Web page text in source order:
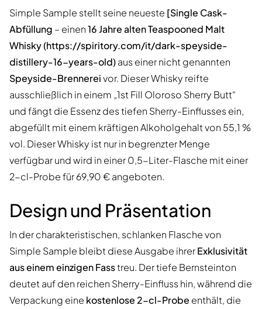
Simple Sample stellt seine neueste [Single Cask-
Abfüllung – einen16 Jahre alten Teaspooned Malt
Whisky (https://spiritory.com/it/dark-speyside-
distillery-16-years-old)aus einer nicht genannten
Speyside-Brennereivor. Dieser Whisky reifte
ausschließlich in einem „1st Fill Oloroso Sherry Butt“
und fängt die Essenz des tiefen Sherry-Einflusses ein,
abgefüllt mit einem kräftigen Alkoholgehalt von 55,1 %
vol. Dieser Whisky ist nur in begrenzter Menge
verfügbar und wird in einer 0,5-Liter-Flasche mit einer
2-cl-Probe für 69,90 € angeboten.
Design und Präsentation
In der charakteristischen, schlanken Flasche von
Simple Sample bleibt diese Ausgabe ihrerExklusivität
aus einem einzigen Fasstreu. Der tiefe Bernsteinton
deutet auf den reichen Sherry-Einfluss hin, während die
Verpackung eine kostenlose 2-cl-Probe enthält, die